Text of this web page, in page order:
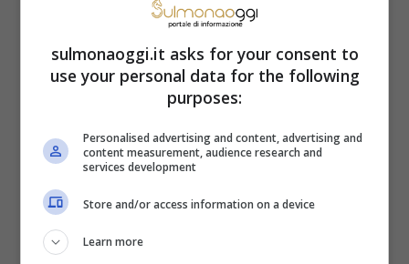
sulmonaoggi.it asks for your consent to
use your personal data for the following
purposes:
Personalised advertising and content, advertising and
content measurement, audience research and
services development
Store and/or access information on a device
Learn more